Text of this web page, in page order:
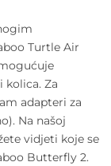
Turtle Air
kolica. Za
adapteri za
Na našoj
vidjeti koje se
Butterfly 2.